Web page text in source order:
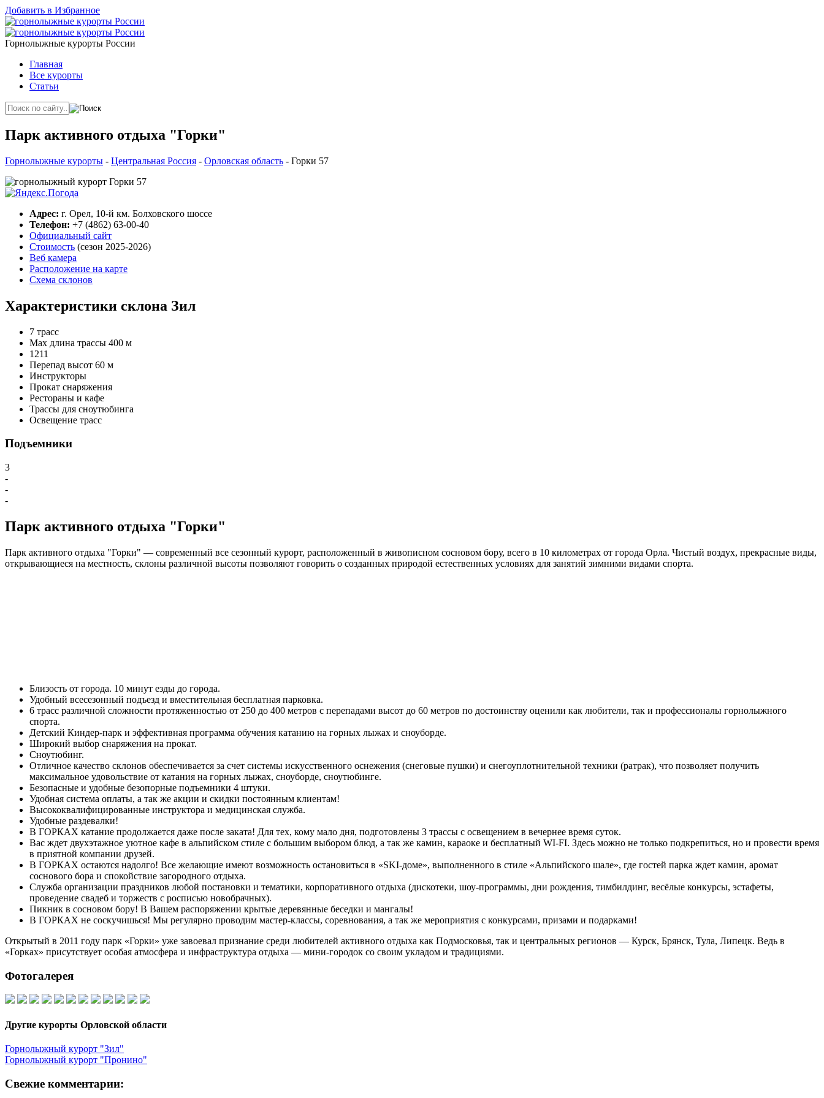
Добавить в Избранное
Горнолыжные курорты России
Главная
Все курорты
Статьи
Парк активного отдыха "Горки"
Горнолыжные курорты - Центральная Россия - Орловская область - Горки 57
Адрес: г. Орел, 10-й км. Болховского шоссе
Телефон: +7 (4862) 63-00-40
Официальный сайт
Стоимость (сезон 2025-2026)
Веб камера
Расположение на карте
Схема склонов
Характеристики склона Зил
7 трасс
Max длина трассы 400 м
1 211
Перепад высот 60 м
Инструкторы
Прокат снаряжения
Рестораны и кафе
Трассы для сноутюбинга
Освещение трасс
Подъемники
3
-
-
-
Парк активного отдыха "Горки"
Парк активного отдыха "Горки" — современный все сезонный курорт, расположенный в живописном сосновом бору, всего в 10 километрах от города Орла. Чистый воздух, прекрасные виды,
открывающиеся на местность, склоны различной высоты позволяют говорить о созданных природой естественных условиях для занятий зимними видами спорта.
Близость от города. 10 минут езды до города.
Удобный всесезонный подъезд и вместительная бесплатная парковка.
6 трасс различной сложности протяженностью от 250 до 400 метров с перепадами высот до 60 метров по достоинству оценили как любители, так и профессионалы горнолыжного
спорта.
Детский Киндер-парк и эффективная программа обучения катанию на горных лыжах и сноуборде.
Широкий выбор снаряжения на прокат.
Сноутюбинг.
Отличное качество склонов обеспечивается за счет системы искусственного оснежения (снеговые пушки) и снегоуплотнительной техники (ратрак), что позволяет получить
максимальное удовольствие от катания на горных лыжах, сноуборде, сноутюбинге.
Безопасные и удобные безопорные подъемники 4 штуки.
Удобная система оплаты, а так же акции и скидки постоянным клиентам!
Высококвалифицированные инструктора и медицинская служба.
Удобные раздевалки!
В ГОРКАХ катание продолжается даже после заката! Для тех, кому мало дня, подготовлены 3 трассы с освещением в вечернее время суток.
Вас ждет двухэтажное уютное кафе в альпийском стиле с большим выбором блюд, а так же камин, караоке и бесплатный WI-FI. Здесь можно не только подкрепиться, но и провести время
в приятной компании друзей.
В ГОРКАХ остаются надолго! Все желающие имеют возможность остановиться в «SKI-доме», выполненного в стиле «Альпийского шале», где гостей парка ждет камин, аромат
соснового бора и спокойствие загородного отдыха.
Служба организации праздников любой постановки и тематики, корпоративного отдыха (дискотеки, шоу-программы, дни рождения, тимбилдинг, весёлые конкурсы, эстафеты,
проведение свадеб и торжеств с росписью новобрачных).
Пикник в сосновом бору! В Вашем распоряжении крытые деревянные беседки и мангалы!
В ГОРКАХ не соскучишься! Мы регулярно проводим мастер-классы, соревнования, а так же мероприятия с конкурсами, призами и подарками!
Открытый в 2011 году парк «Горки» уже завоевал признание среди любителей активного отдыха как Подмосковья, так и центральных регионов — Курск, Брянск, Тула, Липецк. Ведь в
«Горках» присутствует особая атмосфера и инфраструктура отдыха — мини-городок со своим укладом и традициями.
Фотогалерея
Другие курорты Орловской области
Горнолыжный курорт "Зил"
Горнолыжный курорт "Пронино"
Свежие комментарии: